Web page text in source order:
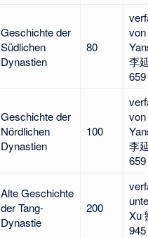
Geschichte der
Südlichen
Dynastien
80
李
659
Geschichte der
Nördlichen
Dynastien
100
李
659
Alte Geschichte
der Tang-
Dynastie
200
Xu
945